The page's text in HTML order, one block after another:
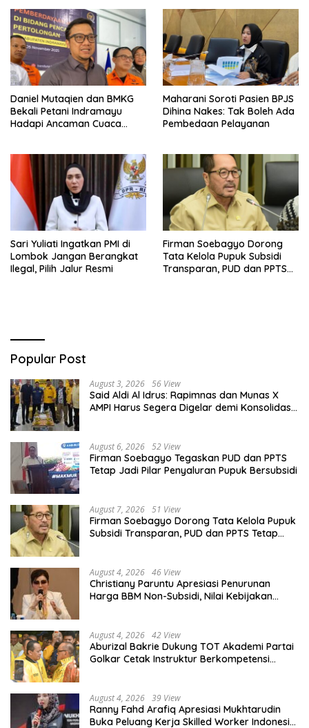
Daniel Mutaqien dan BMKG
Bekali Petani Indramayu
Hadapi Ancaman Cuaca
Maharani Soroti Pasien BPJS
Dihina Nakes: Tak Boleh Ada
Pembedaan Pelayanan
Sari Yuliati Ingatkan PMI di
Lombok Jangan Berangkat
Ilegal, Pilih Jalur Resmi
Firman Soebagyo Dorong
Tata Kelola Pupuk Subsidi
Transparan, PUD dan PPTS
Popular Post
August 3, 2026 56 View
Said Aldi Al Idrus: Rapimnas dan Munas X
AMPI Harus Segera Digelar demi Konsolidasi
August 6, 2026 52 View
Firman Soebagyo Tegaskan PUD dan PPTS
Tetap Jadi Pilar Penyaluran Pupuk Bersubsidi
August 7, 2026 51 View
Firman Soebagyo Dorong Tata Kelola Pupuk
Subsidi Transparan, PUD dan PPTS Tetap
August 4, 2026 46 View
Christiany Paruntu Apresiasi Penurunan
Harga BBM Non-Subsidi, Nilai Kebijakan
August 4, 2026 42 View
Aburizal Bakrie Dukung TOT Akademi Partai
Golkar Cetak Instruktur Berkompetensi
August 4, 2026 39 View
Ranny Fahd Arafiq Apresiasi Mukhtarudin
Buka Peluang Kerja Skilled Worker Indonesia